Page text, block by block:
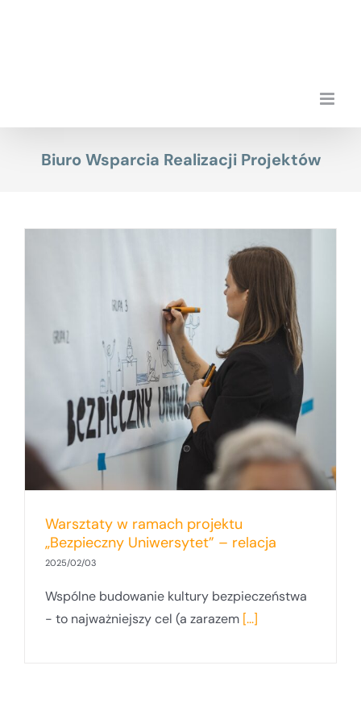
Biuro Wsparcia Realizacji Projektów
Warsztaty w ramach projektu
„Bezpieczny Uniwersytet” – relacja
2025/02/03
Wspólne budowanie kultury bezpieczeństwa
- to najważniejszy cel (a zarazem [...]